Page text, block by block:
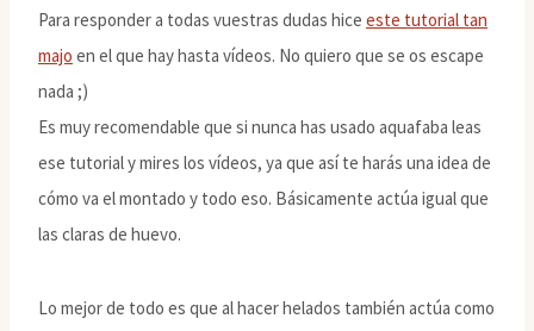
Para responder a todas vuestras dudas hice este tutorial tan
majo en el que hay hasta vídeos. No quiero que se os escape
nada ;)
Es muy recomendable que si nunca has usado aquafaba leas
ese tutorial y mires los vídeos, ya que así te harás una idea de
cómo va el montado y todo eso. Básicamente actúa igual que
las claras de huevo.
Lo mejor de todo es que al hacer helados también actúa como